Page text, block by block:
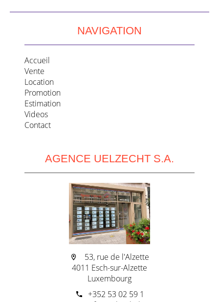
NAVIGATION
Accueil
Vente
Location
Promotion
Estimation
Videos
Contact
AGENCE UELZECHT S.A.
53, rue de l'Alzette
4011 Esch-sur-Alzette
Luxembourg
+352 53 02 59 1